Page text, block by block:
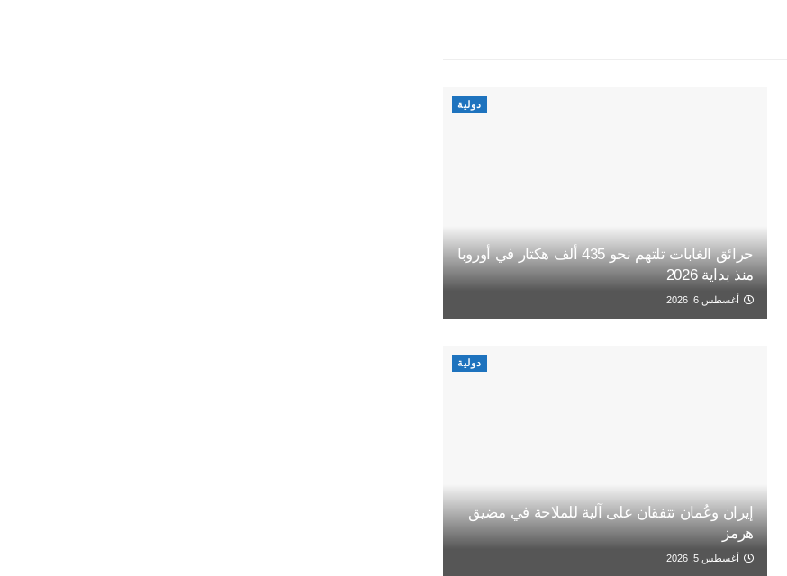
دولية
حرائق الغابات تلتهم نحو 435 ألف هكتار في أوروبا
منذ بداية 2026
أغسطس 6, 2026
دولية
إيران وعُمان تتفقان على آلية للملاحة في مضيق
هرمز
أغسطس 5, 2026